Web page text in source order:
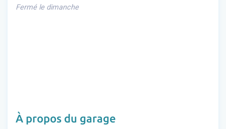
Fermé le dimanche
À propos du garage